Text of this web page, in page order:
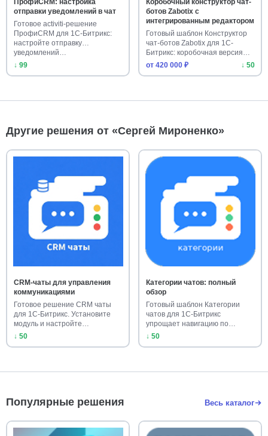
отправки уведомлений в чат
Готовое activiti-решение
ПрофиCRM для 1С-Битрикс:
настройте отправку
уведомлений…
↓ 99
ботов Zabotix с
интегрированным редактором
Готовый шаблон Конструктор
чат-ботов Zabotix для 1С-
Битрикс: коробочная версия
с…
от 420 000 ₽ ↓ 50
Другие решения от «Сергей Мироненко»
CRM-чаты для управления
коммуникациями
Готовое решение CRM чаты
для 1С-Битрикс. Установите
модуль и настройте
коммуника…
↓ 50
Категории чатов: полный
обзор
Готовый шаблон Категории
чатов для 1С-Битрикс
упрощает навигацию по
мессенджеру.…
↓ 50
Популярные решения Весь каталог